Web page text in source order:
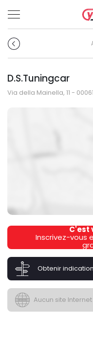
D.S.Tuningcar
Via della Mainella, 11 -
C'est
Inscrivez-vous
Obtenir
Aucun site Internet